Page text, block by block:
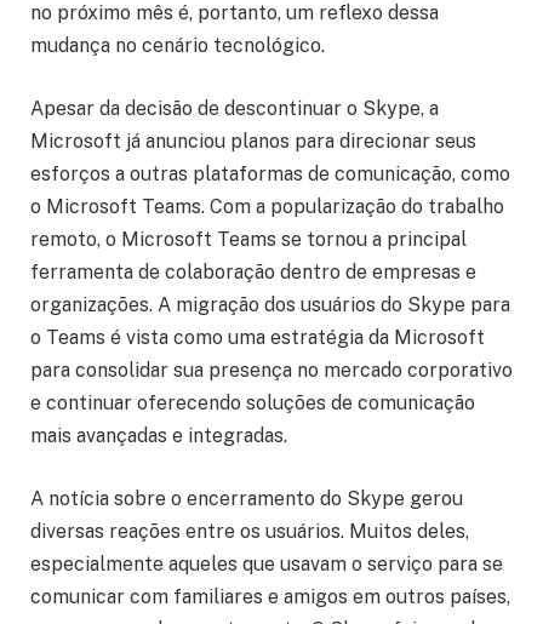
no próximo mês é, portanto, um reflexo dessa
mudança no cenário tecnológico.
Apesar da decisão de descontinuar o Skype, a
Microsoft já anunciou planos para direcionar seus
esforços a outras plataformas de comunicação, como
o Microsoft Teams. Com a popularização do trabalho
remoto, o Microsoft Teams se tornou a principal
ferramenta de colaboração dentro de empresas e
organizações. A migração dos usuários do Skype para
o Teams é vista como uma estratégia da Microsoft
para consolidar sua presença no mercado corporativo
e continuar oferecendo soluções de comunicação
mais avançadas e integradas.
A notícia sobre o encerramento do Skype gerou
diversas reações entre os usuários. Muitos deles,
especialmente aqueles que usavam o serviço para se
comunicar com familiares e amigos em outros países,